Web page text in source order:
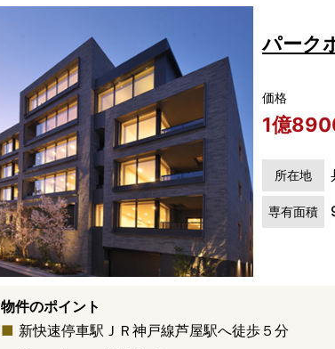
パーク
価格
1億
所在地
専有面積
物件のポイント
新快速停車駅ＪＲ神戸線芦屋駅へ徒歩５分